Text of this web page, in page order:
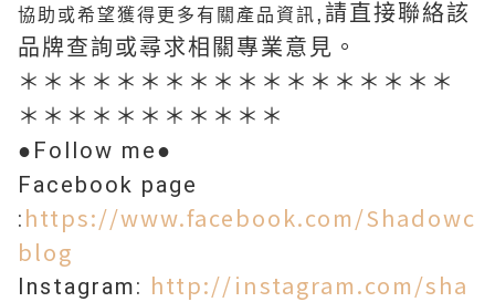
協助或希望獲得更多有關產品資訊,請直接聯絡該
品牌查詢或尋求相關專業意見。
＊＊＊＊＊＊＊＊＊＊＊＊＊＊＊＊＊＊
＊＊＊＊＊＊＊＊＊＊＊
●Follow me●
Facebook page
: https://www.facebook.com/Shadowc
blog
Instagram: http://instagram.com/sha